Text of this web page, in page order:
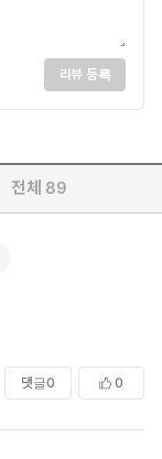
리뷰 등록
전체 89
댓글0 0